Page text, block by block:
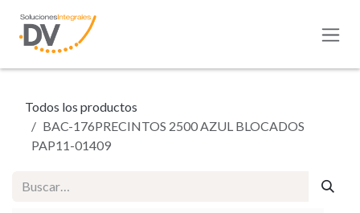
Todos los productos
BAC-176PRECINTOS 2500 AZUL BLOCADOS
PAP11-01409